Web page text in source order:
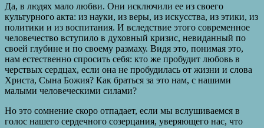
Да, в людях мало любви. Они исключили ее из своего
культурного акта: из науки, из веры, из искусства, из этики, из
политики и из воспитания. И вследствие этого современное
человечество вступило в духовный кризис, невиданный по
своей глубине и по своему размаху. Видя это, понимая это,
нам естественно спросить себя: кто же пробудит любовь в
черствых сердцах, если она не пробудилась от жизни и слова
Христа, Сына Божия? Как браться за это нам, с нашими
малыми человеческими силами?
Но это сомнение скоро отпадает, если мы вслушиваемся в
голос нашего сердечного созерцания, уверяющего нас, что